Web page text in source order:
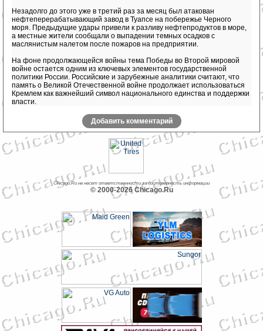
Незадолго до этого уже в третий раз за месяц был атакован
нефтеперерабатывающий завод в Туапсе на побережье Черного
моря. Предыдущие удары привели к разливу нефтепродуктов в море,
а местные жители сообщали о выпадении темных осадков с
маслянистым налетом после пожаров на предприятии.
На фоне продолжающейся войны тема Победы во Второй мировой
войне остается одним из ключевых элементов государственной
политики России. Российские и зарубежные аналитики считают, что
память о Великой Отечественной войне продолжает использоваться
Кремлем как важнейший символ национального единства и поддержки
власти.
Добавить комментарий
Chicago.Ru не несет ответственности за достоверность информации
© 2000-2026 Chicago.Ru